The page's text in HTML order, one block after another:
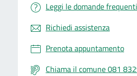
Leggi le domande frequenti
Richiedi assistenza
Prenota appuntamento
Chiama il comune 081